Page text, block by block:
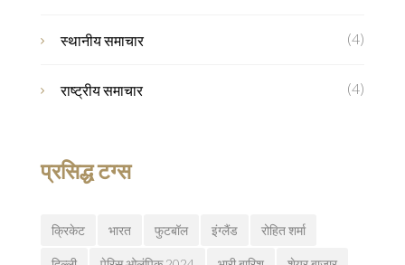
स्थानीय समाचार (4)
राष्ट्रीय समाचार (4)
प्रसिद्ध टग्स
क्रिकेट भारत फुटबॉल इंग्लैंड रोहित शर्मा